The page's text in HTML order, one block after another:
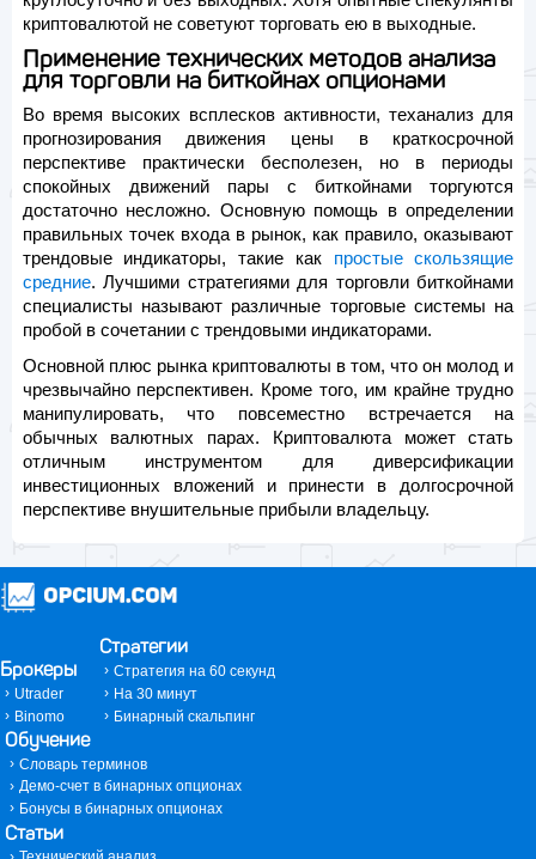
криптовалютой не советуют торговать ею в выходные.
Применение технических методов анализа
для торговли на биткойнах опционами
Во время высоких всплесков активности, теханализ для
прогнозирования движения цены в краткосрочной
перспективе практически бесполезен, но в периоды
спокойных движений пары с биткойнами торгуются
достаточно несложно. Основную помощь в определении
правильных точек входа в рынок, как правило, оказывают
трендовые индикаторы, такие как простые скользящие
средние. Лучшими стратегиями для торговли биткойнами
специалисты называют различные торговые системы на
пробой в сочетании с трендовыми индикаторами.
Основной плюс рынка криптовалюты в том, что он молод и
чрезвычайно перспективен. Кроме того, им крайне трудно
манипулировать, что повсеместно встречается на
обычных валютных парах. Криптовалюта может стать
отличным инструментом для диверсификации
инвестиционных вложений и принести в долгосрочной
перспективе внушительные прибыли владельцу.
Брокеры
Utrader
Binomo
Стратегии
Стратегия на 60 секунд
На 30 минут
Бинарный скальпинг
Обучение
Словарь терминов
Демо-счет в бинарных опционах
Бонусы в бинарных опционах
Статьи